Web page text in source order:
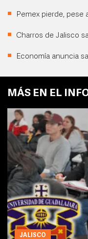
Pemex pierde, pese
Charros de Jalisco
Economía anuncia
MÁS EN EL
JALISCO